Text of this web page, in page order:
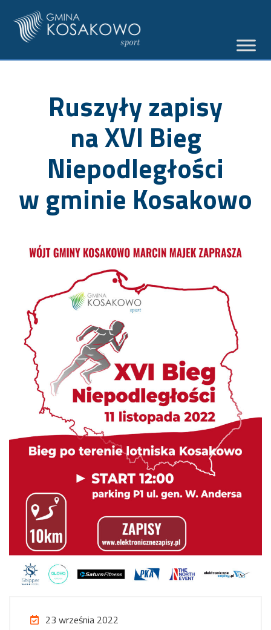
Ruszyły zapisy
na XVI Bieg
Niepodległości
w gminie Kosakowo
23 września 2022